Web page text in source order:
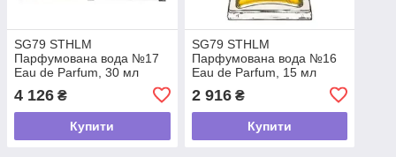
SG79 STHLM
Парфумована вода №17
Eau de Parfum, 30 мл
4 126 ₴
Купити
SG79 STHLM
Парфумована вода №16
Eau de Parfum, 15 мл
2 916₴
Купити